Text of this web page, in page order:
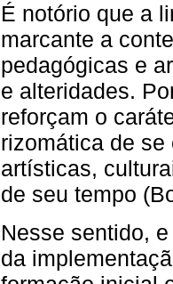
É notório que a
marcante a
pedagógicas e
e alteridades.
reforçam o
rizomática de
artísticas,
de seu tempo
Nesse sentido,
da